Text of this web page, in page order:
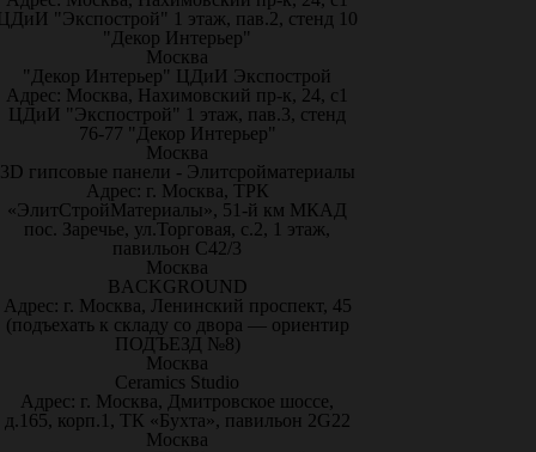
"Экспострой" 1 этаж, пав.2, стенд 10
"Декор Интерьер"
Москва
"Декор Интерьер" ЦДиИ Экспострой
Адрес: Москва, Нахимовский пр-к, 24, с1
ЦДиИ "Экспострой" 1 этаж, пав.3, стенд
76-77 "Декор Интерьер"
Москва
3D гипсовые панели - Элитсройматериалы
Адрес: г. Москва, ТРК
«ЭлитСтройМатериалы», 51-й км МКАД
пос. Заречье, ул.Торговая, с.2, 1 этаж,
павильон С42/3
Москва
BACKGROUND
Адрес: г. Москва, Ленинский проспект, 45
(подъехать к складу со двора — ориентир
ПОДЪЕЗД №8)
Москва
Ceramics Studio
Адрес: г. Москва, Дмитровское шоссе,
д.165, корп.1, ТК «Бухта», павильон 2G22
Москва